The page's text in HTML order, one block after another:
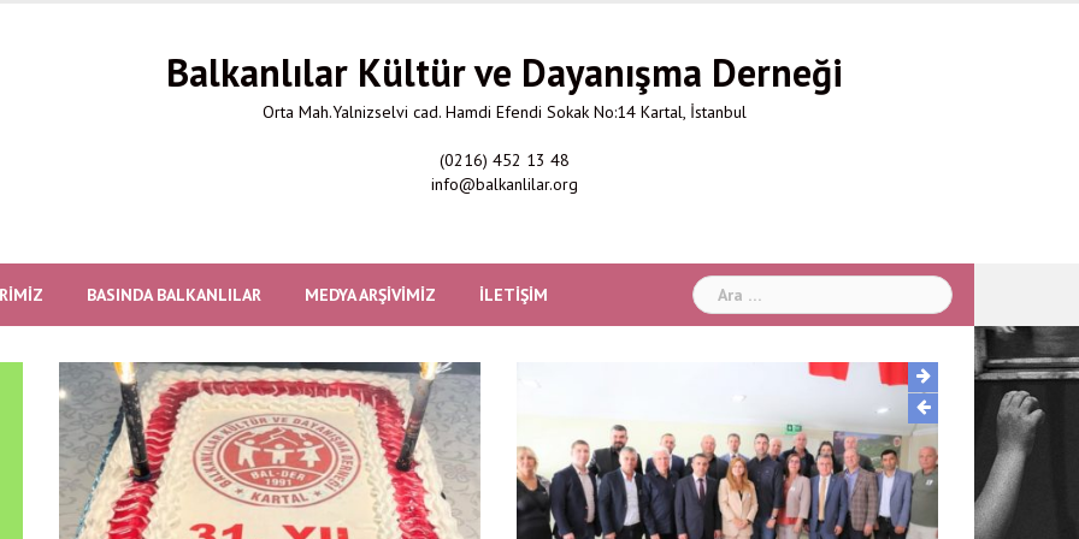
Balkanlılar Kültür ve Dayanışma Derneği
Orta Mah.Yalnizselvi cad. Hamdi Efendi Sokak No:14 Kartal, İstanbul
(0216) 452 13 48
info@balkanlilar.org
BASINDA BALKANLILAR MEDYA ARŞIVIMIZ İLETIŞIM Arama: